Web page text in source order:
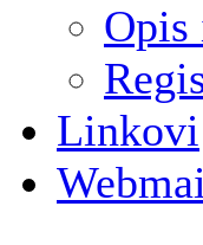
Opis
Linkovi